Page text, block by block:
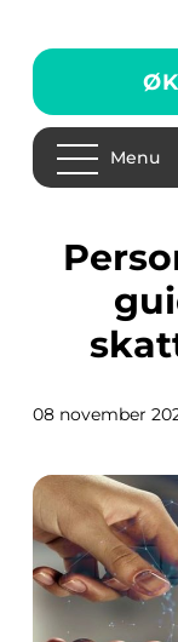
Menu
Personligt fradrag: En
08 november